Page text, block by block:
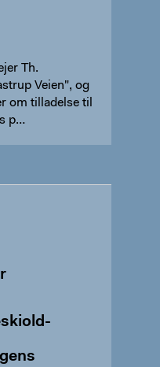
Th.
Veien", og
om tilladelse til
p…